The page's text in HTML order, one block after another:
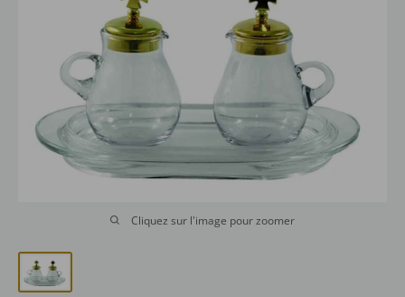
Cliquez sur l'image pour zoomer